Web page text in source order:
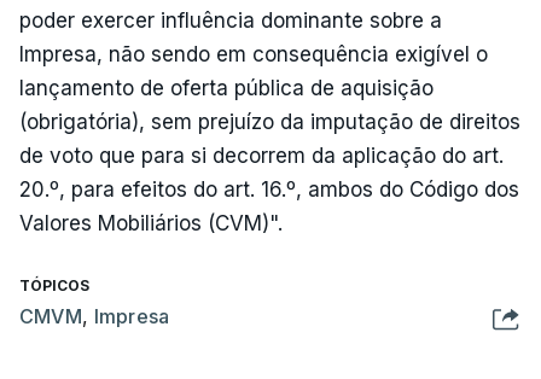
poder exercer influência dominante sobre a
Impresa, não sendo em consequência exigível o
lançamento de oferta pública de aquisição
(obrigatória), sem prejuízo da imputação de direitos
de voto que para si decorrem da aplicação do art.
20.º, para efeitos do art. 16.º, ambos do Código dos
Valores Mobiliários (CVM)".
TÓPICOS
CMVM, Impresa